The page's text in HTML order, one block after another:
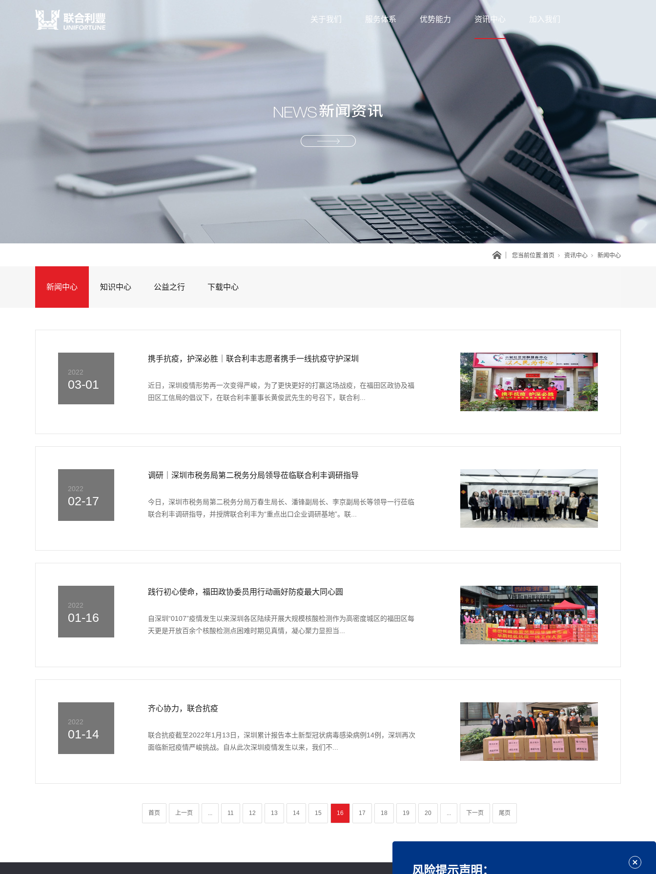
关于我们 服务体系 优势能力
信息科技
服务网络
资源优势
解决方案
资讯中心
新闻中心
下载中心
加入我们
您当前位置:首页 资讯中心 新闻中心
新闻中心 知识中心 公益之行 下载中心
2022
03-01
携手抗疫，护深必胜｜联合利丰志愿者携手一线抗疫守护深圳
近日，深圳疫情形势再一次变得严峻，为了更快更好的打赢这场战疫，在福田区政协及福
田区工信局的倡议下，在联合利丰董事长黄俊武先生的号召下，联合利...
2022
02-17
调研｜深圳市税务局第二税务分局领导莅临联合利丰调研指导
今日，深圳市税务局第二税务分局万春生局长、潘锋副局长、李京副局长等领导一行莅临
联合利丰调研指导，并授牌联合利丰为“重点出口企业调研基地”。联...
2022
01-16
践行初心使命，福田政协委员用行动画好防疫最大同心圆
自深圳“0107”疫情发生以来深圳各区陆续开展大规模核酸检测作为高密度城区的福田区每
天更是开放百余个核酸检测点困难时期见真情，凝心聚力显担当...
2022
01-14
齐心协力，联合抗疫
联合抗疫截至2022年1月13日，深圳累计报告本土新型冠状病毒感染病例14例，深圳再次
面临新冠疫情严峻挑战。自从此次深圳疫情发生以来，我们不...
首页 上一页 ... 11 12 13 14 15 16 17 18 19 20 ... 下一页 尾页
风险提示声明：